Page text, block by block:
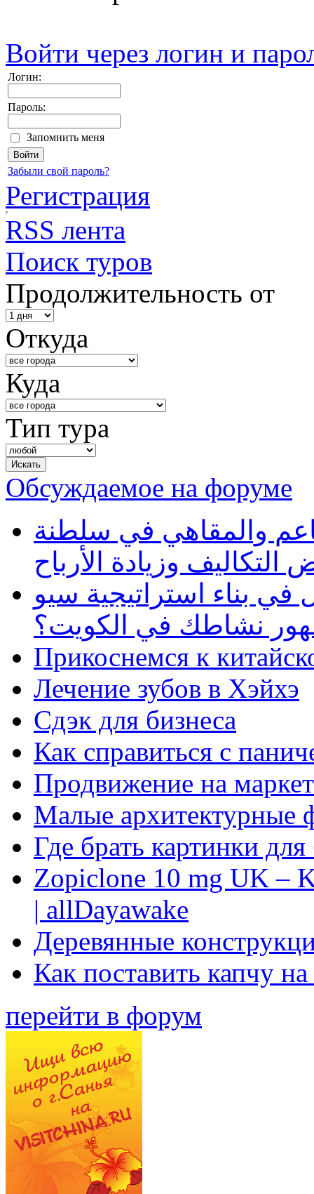
Войти через логин и
Логин:
Пароль:
Запомнить меня
Забыли свой пароль?
Регистрация
RSS лента
Поиск туров
Продолжительность от
Откуда
Куда
Тип тура
Обсуждаемое на форуме
والمقاهي في سلطنة
وزيادة الأرباح
بناء استراتيجية سيو
نشاطك في الكويت؟
Прикоснемся к
Лечение зубов в Хэйхэ
Сдэк для бизнеса
Как справиться с
Продвижение на
Малые архитектурные
Где брать картинки
Zopiclone 10 mg UK –
| allDayawake
Деревянные
Как поставить капчу
перейти в форум